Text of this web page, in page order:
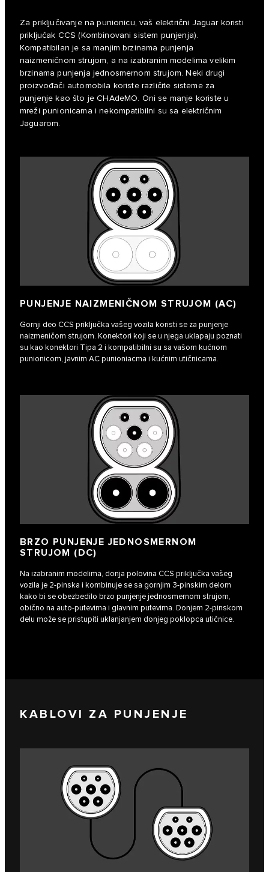
Za priključivanje na punionicu, vaš električni Jaguar koristi
priključak CCS (Kombinovani sistem punjenja).
Kompatibilan je sa manjim brzinama punjenja
naizmeničnom strujom, a na izabranim modelima velikim
brzinama punjenja jednosmernom strujom. Neki drugi
proizvođači automobila koriste različite sisteme za
punjenje kao što je CHAdeMO. Oni se manje koriste u
mreži punionicama i nekompatibilni su sa električnim
Jaguarom.
PUNJENJE NAIZMENIČNOM STRUJOM (AC)
Gornji deo CCS priključka vašeg vozila koristi se za punjenje
naizmeničom strujom. Konektori koji se u njega uklapaju poznati
su kao konektori Tipa 2 i kompatibilni su sa vašom kućnom
punionicom, javnim AC punioniacma i kućnim utičnicama.
BRZO PUNJENJE JEDNOSMERNOM
STRUJOM (DC)
Na izabranim modelima, donja polovina CCS priključka vašeg
vozila je 2-pinska i kombinuje se sa gornjim 3-pinskim delom
kako bi se obezbedilo brzo punjenje jednosmernom strujom,
obično na auto-putevima i glavnim putevima. Donjem 2-pinskom
delu može se pristupiti uklanjanjem donjeg poklopca utičnice.
KABLOVI ZA PUNJENJE